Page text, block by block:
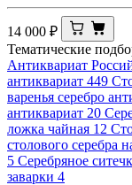
14 000 ₽
Тематические
Антиквариат
антиквариат 449
варенья серебро
антиквариат 20
ложка чайная 12
столового серебра
5 Серебряное
заварки 4